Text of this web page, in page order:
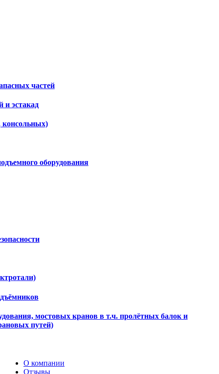
частей
и эстакад
консольных)
оборудования
мостовых кранов в т.ч. пролётных балок и
путей)
О компании
Отзывы